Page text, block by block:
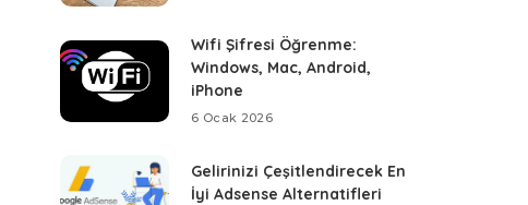
Wifi Şifresi Öğrenme:
Windows, Mac, Android,
iPhone
6 Ocak 2026
Gelirinizi Çeşitlendirecek En
İyi Adsense Alternatifleri